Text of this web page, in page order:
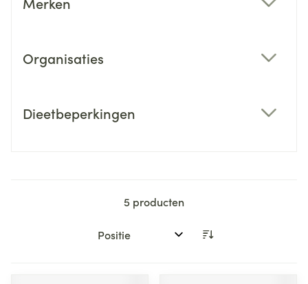
Organisaties
Dieetbeperkingen
5 producten
Sorteer op: